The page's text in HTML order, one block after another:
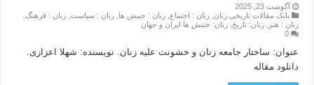
آگوست 23, 2025
بانک مقالات تاریخی زنان ,زنان : اجتماع ,زنان : جنبش ها ,زنان : سیاست ,زنان : فرهنگ
زنان : هنر
,زنان: تاریخ ,زنان: جنبش ها ایران و جهان
0
عنوان: ساختار جامعه زنان و خشونت علیه زنان. نویسنده: شهلا اعزازی.
دانلود مقاله